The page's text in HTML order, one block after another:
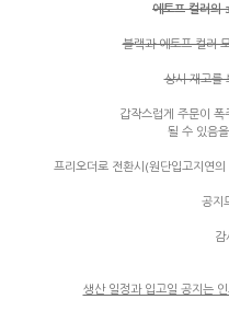
에토프 컬러의
블랙과 에토프 컬러
상시 재고를
갑작스럽게 주문이
될 수 있음
프리오더로 전환시(원단입고지연
공지
생산 일정과 입고일 공지는